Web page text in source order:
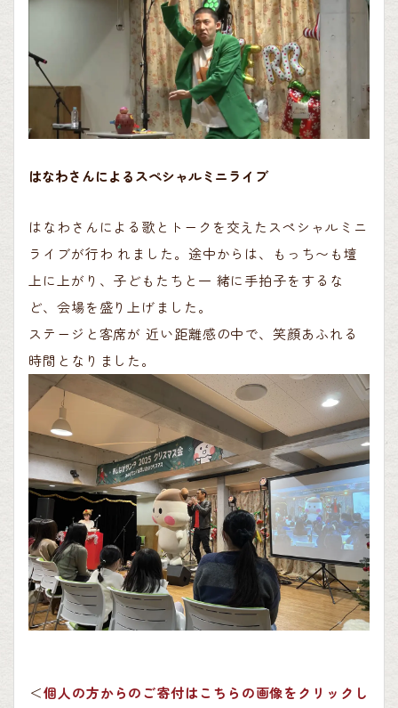
はなわさんによるスペシャルミニライブ
はなわさんによる歌とトークを交えたスペシャルミニ
ライブが行わ れました。途中からは、もっち〜も壇
上に上がり、子どもたちと一 緒に手拍子をするな
ど、会場を盛り上げました。
ステージと客席が 近い距離感の中で、笑顔あふれる
時間となりました。
＜個人の方からのご寄付はこちらの画像をクリックし